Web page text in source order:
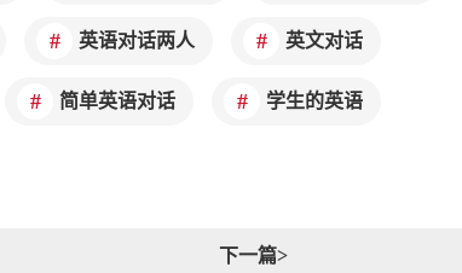
英语对话两人 英文对话
简单英语对话 学生的英语
下一篇>